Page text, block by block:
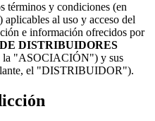
términos y condiciones (en
al uso y acceso del
e información ofrecidos por
DISTRIBUIDORES
la "ASOCIACIÓN") y sus
el "DISTRIBUIDOR").